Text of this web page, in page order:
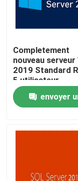
À la maison
Produits
Completement
nouveau serveur
2019 Standard
5 utilisateur
téléchargement
numérique clé à
envoyer